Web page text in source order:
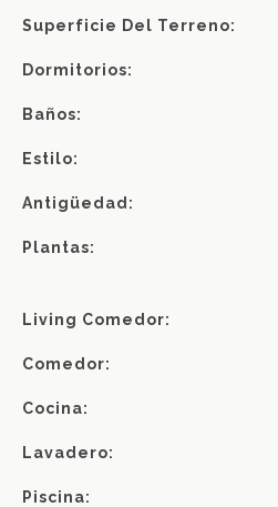
Superficie Del Terreno:
Dormitorios:
Baños:
Estilo:
Antigüedad:
Plantas:
Living Comedor:
Comedor:
Cocina:
Lavadero:
Piscina: